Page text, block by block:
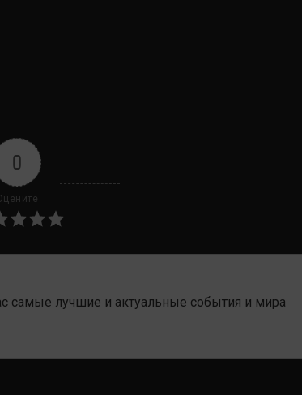
0
самые лучшие и актуальные события и мира